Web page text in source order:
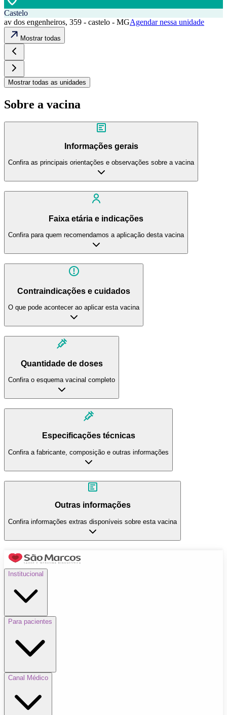
Castelo
av dos engenheiros, 359 - castelo - MGAgendar nessa unidade
Mostrar todas
Mostrar todas as unidades
Sobre a vacina
Informações gerais
Confira as principais orientações e observações sobre a vacina
Faixa etária e indicações
Confira para quem recomendamos a aplicação desta vacina
Contraindicações e cuidados
O que pode acontecer ao aplicar esta vacina
Quantidade de doses
Confira o esquema vacinal completo
Especificações técnicas
Confira a fabricante, composição e outras informações
Outras informações
Confira informações extras disponíveis sobre esta vacina
Institucional
Para pacientes
Canal Médico